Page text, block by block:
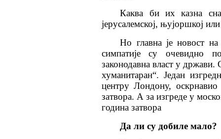
Каква би их казна
јерусалемској, њујоршкој
Но главна је новост
симпатије су очевидно
законодавна власт у
хуманитаран“. Један
центру Лондону,
затвора. А за изгреде у
година затвора
Да ли су добиле мало?